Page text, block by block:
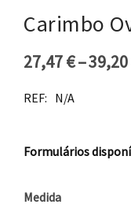
Carimbo
27,47€–39,20
REF: N/A
Formulários
Medida